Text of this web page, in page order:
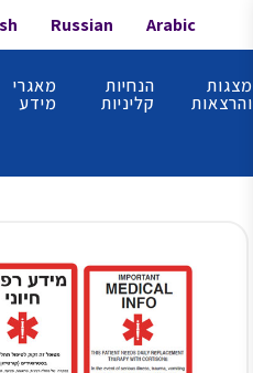
Arabic
Russian
מצגות
והרצאות
הנחיות
קליניות
מאגרי
מידע